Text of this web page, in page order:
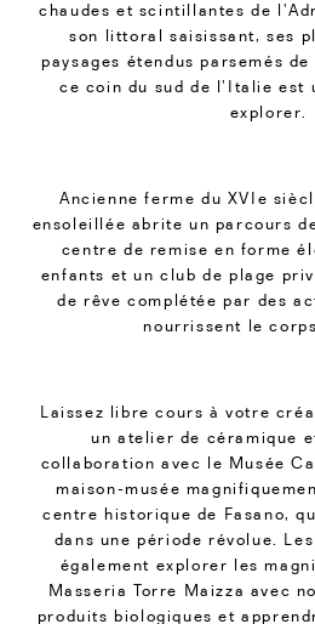
chaudes et scintillantes de
son littoral saisissant, ses
paysages étendus parsemés
ce coin du sud de l’Italie est
explorer.
Ancienne ferme du XVIe
ensoleillée abrite un parcours
centre de remise en forme
enfants et un club de plage
de rêve complétée par des
nourrissent le corps
Laissez libre cours à votre
un atelier de céramique
collaboration avec le Musée
maison-musée
centre historique de Fasano,
dans une période révolue.
également explorer les
Masseria Torre Maizza avec
produits biologiques et